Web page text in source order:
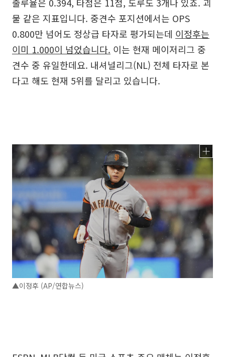
물 같은 지표입니다. 중견수 포지션에서는 OPS
0.800만 넘어도 정상급 타자로 평가되는데 이정후는
이미 1.000이 넘었습니다. 이는 현재 메이저리그 중
견수 중 유일한데요. 내셔널리그(NL) 전체 타자로 본
다고 해도 현재 5위를 달리고 있습니다.
▲이정후 (AP/연합뉴스)